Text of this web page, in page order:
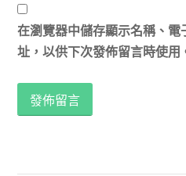
在瀏覽器中儲存顯示名稱、
址，以供下次發佈留言時使用